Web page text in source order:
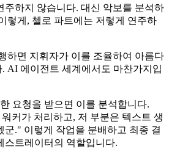
주하지 않습니다. 대신 악보를 분석하
렇게, 첼로 파트에는 저렇게 연주하
하면 지휘자가 이를 조율하여 아름다
AI 에이전트 세계에서도 마찬가지입
요청을 받으면 이를 분석합니다.
커가 처리하고, 저 부분은 텍스트 생
군." 이렇게 작업을 분배하고 최종 결
스트레이터의 역할입니다.